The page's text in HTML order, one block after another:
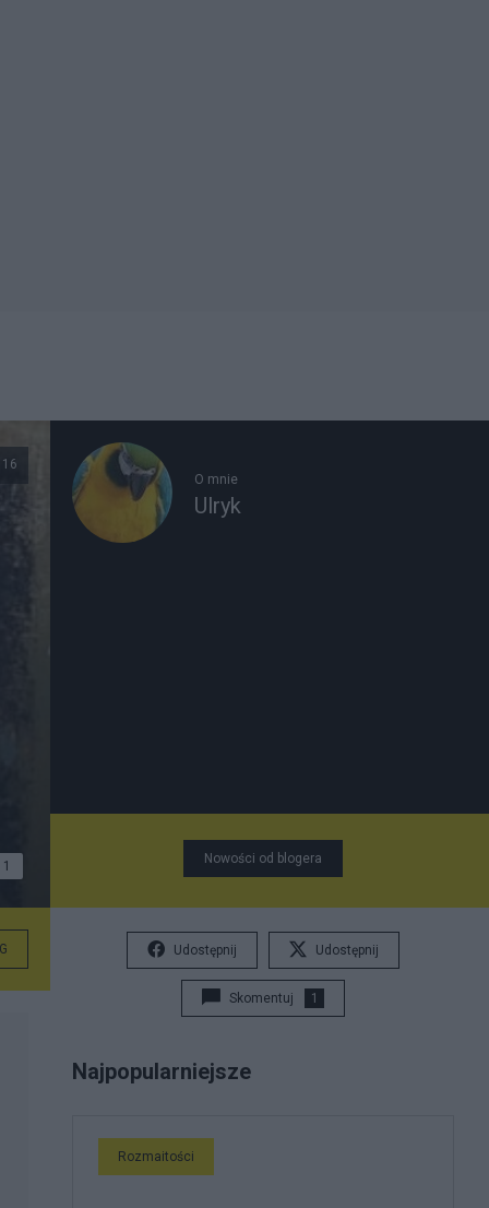
1
O mnie
Ulryk
Nowości od blogera
Udostępnij Udostępnij
Skomentuj 1
Najpopularniejsze
Rozmaitości